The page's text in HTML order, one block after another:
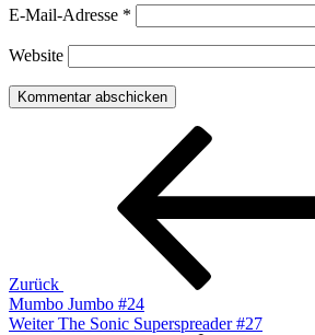
E-Mail-Adresse *
Website
Beitragsnavigation
Zurück
Mumbo Jumbo #24
Nächster
Weiter The Sonic Superspreader #27